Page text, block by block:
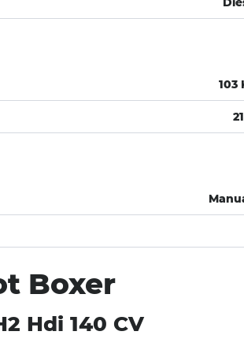
103
Boxer
Hdi 140 CV